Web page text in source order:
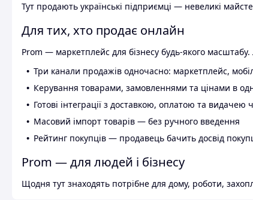
Тут продають українські підприємці — невеликі
Для тих, хто продає онлайн
Prom — маркетплейс для бізнесу будь-якого
Три канали продажів одночасно: маркетплейс,
Керування товарами, замовленнями та цінами в
Готові інтеграції з доставкою, оплатою та видачею
Масовий імпорт товарів — без ручного введення
Рейтинг покупців — продавець бачить досвід
Prom — для людей і бізнесу
Щодня тут знаходять потрібне для дому, роботи,